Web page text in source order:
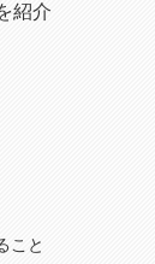
紹介
こと